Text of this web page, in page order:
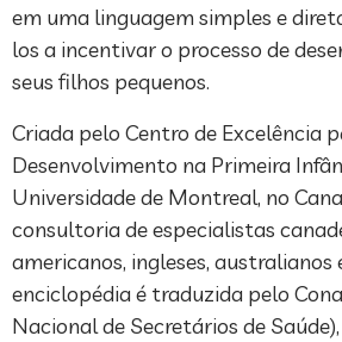
em uma linguagem simples e
los a incentivar o processo de
seus filhos pequenos.
Criada pelo Centro de Excelência
Desenvolvimento na Primeira
Universidade de Montreal, no
consultoria de especialistas
americanos, ingleses, australianos
enciclopédia é traduzida pelo
Nacional de Secretários de